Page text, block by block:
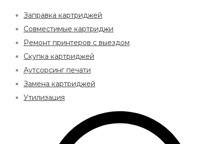
Заправка картриджей
Совместимые картриджи
Ремонт принтеров с выездом
Скупка картриджей
Аутсорсинг печати
Замена картриджей
Утилизация